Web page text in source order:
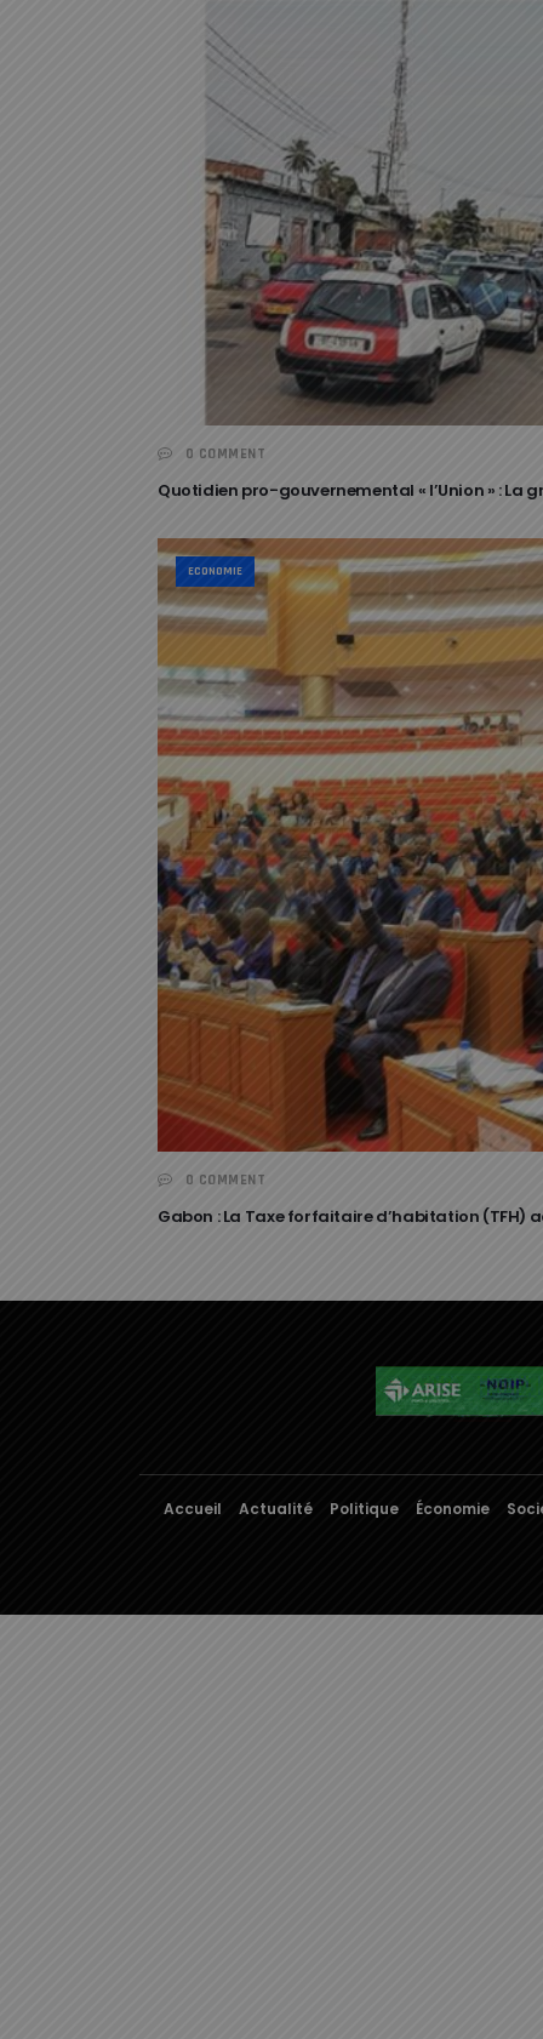
0 COMMENT
Quotidien pro-gouvernemental « l’Union » : La
ECONOMIE
0 COMMENT
Gabon : La Taxe forfaitaire d’habitation (TFH)
Accueil Actualité Politique Économie